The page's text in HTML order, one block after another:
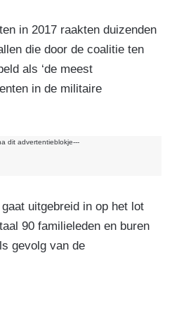
in 2017 raakten duizenden
die door de coalitie ten
als ‘de meest
in de militaire
dit advertentieblokje---
uitgebreid in op het lot
90 familieleden en buren
gevolg van de